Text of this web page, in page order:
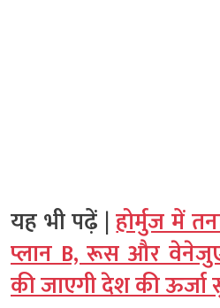
यह भी पढ़ें |होर्मुज में
प्लान B, रूस और
की जाएगी देश की ऊर्जा